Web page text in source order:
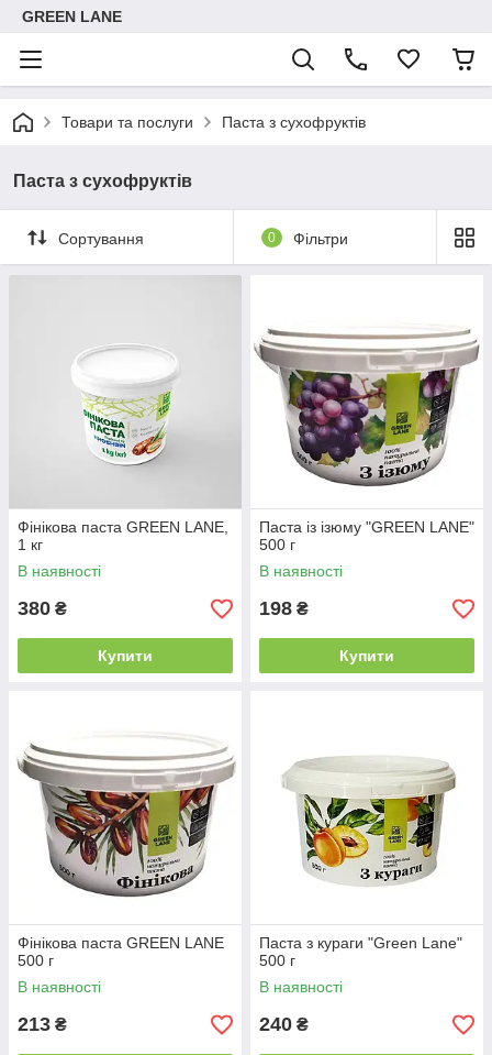
GREEN LANE
Товари та послуги Паста з сухофруктів
Паста з сухофруктів
Сортування 0 Фільтри
Фінікова паста GREEN LANE,
1 кг
В наявності
380 ₴
Купити
Паста із ізюму "GREEN LANE"
500 г
В наявності
198 ₴
Купити
Фінікова паста GREEN LANE
500 г
В наявності
213 ₴
Паста з кураги "Green Lane"
500 г
В наявності
240 ₴